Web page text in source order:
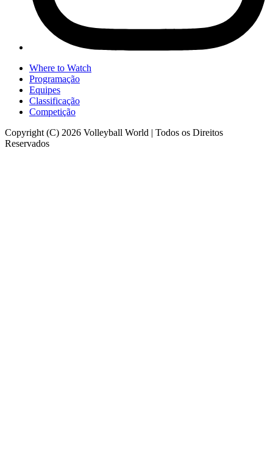
Where to Watch
Programação
Equipes
Classificação
Competição
Copyright (C) 2026 Volleyball World | Todos os Direitos
Reservados